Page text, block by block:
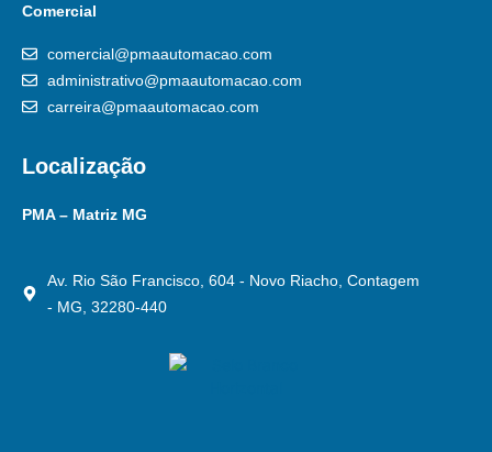
Comercial
comercial@pmaautomacao.com
administrativo@pmaautomacao.com
carreira@pmaautomacao.com
Localização
PMA – Matriz MG
Av. Rio São Francisco, 604 - Novo Riacho, Contagem
- MG, 32280-440